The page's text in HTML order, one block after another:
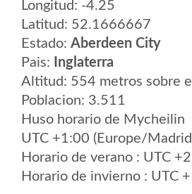
Longitud: -4.25
Latitud: 52.1666667
Estado: Aberdeen City
Pais:
Inglaterra
Altitud: 554 metros sobre
Poblacion: 3.511
Huso horario de Mycheilin
UTC +1:00 (Europe/
Horario de verano : UTC
Horario de invierno : UTC